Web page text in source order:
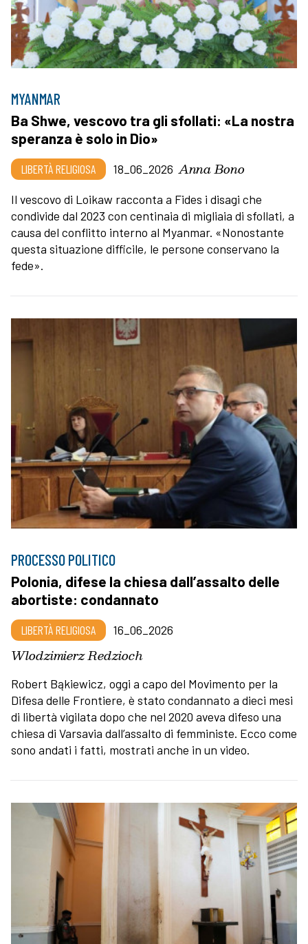
MYANMAR
Ba Shwe, vescovo tra gli sfollati: «La nostra
speranza è solo in Dio»
LIBERTÀ RELIGIOSA 18_06_2026 Anna Bono
Il vescovo di Loikaw racconta a Fides i disagi che
condivide dal 2023 con centinaia di migliaia di sfollati, a
causa del conflitto interno al Myanmar. «Nonostante
questa situazione difficile, le persone conservano la
fede».
PROCESSO POLITICO
Polonia, difese la chiesa dall’assalto delle
abortiste: condannato
LIBERTÀ RELIGIOSA 16_06_2026
Wlodzimierz Redzioch
Robert Bąkiewicz, oggi a capo del Movimento per la
Difesa delle Frontiere, è stato condannato a dieci mesi
di libertà vigilata dopo che nel 2020 aveva difeso una
chiesa di Varsavia dall’assalto di femministe. Ecco come
sono andati i fatti, mostrati anche in un video.